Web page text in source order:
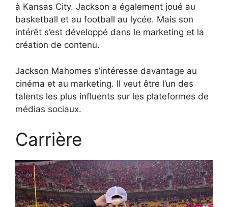
à Kansas City. Jackson a également joué au
basketball et au football au lycée. Mais son
intérêt s’est développé dans le marketing et la
création de contenu.
Jackson Mahomes s’intéresse davantage au
cinéma et au marketing. Il veut être l’un des
talents les plus influents sur les plateformes de
médias sociaux.
Carrière